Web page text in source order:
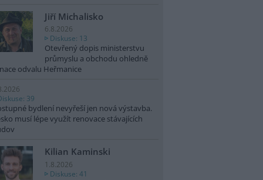
Jiří Michalisko
6.8.2026
Diskuse: 13
Otevřený dopis ministerstvu
průmyslu a obchodu ohledně
odvalu Heřmanice
39
bydlení nevyřeší jen nová výstavba.
musí lépe využít renovace stávajících
Kilian Kaminski
1.8.2026
Diskuse: 41